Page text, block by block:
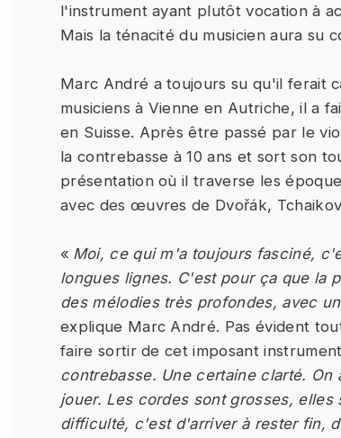
l'instrument ayant plutôt vocation à
Mais la ténacité du musicien aura su
Marc André a toujours su qu'il ferait
musiciens à Vienne en Autriche, il a
en Suisse. Après être passé par le
la contrebasse à 10 ans et sort son
présentation où il traverse les
avec des œuvres de Dvořák,
« Moi, ce qui m'a toujours fasciné,
longues lignes. C'est pour ça que la
des mélodies très profondes, avec
explique Marc André. Pas évident
faire sortir de cet imposant
contrebasse. Une certaine clarté.
jouer. Les cordes sont grosses,
difficulté, c'est d'arriver à rester fin,